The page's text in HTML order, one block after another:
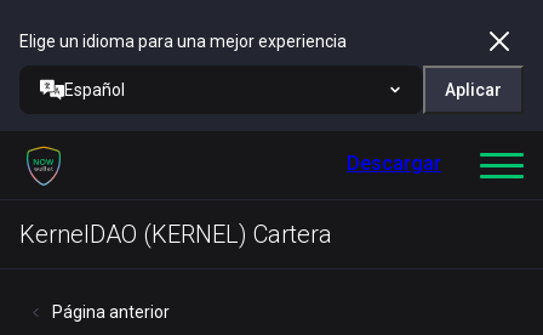
Elige un idioma para una mejor experiencia
Español Aplicar
Descargar
KernelDAO (KERNEL) Cartera
Página anterior